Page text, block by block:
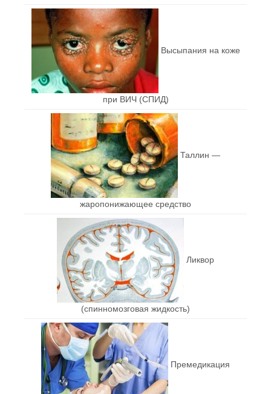
Высыпания на коже
при ВИЧ (СПИД)
Таллин —
жаропонижающее средство
Ликвор
(спинномозговая жидкость)
Премедикация